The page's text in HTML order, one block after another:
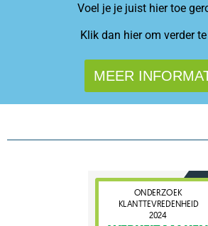
Voel je je juist hier toe
Klik dan hier om verder
MEER